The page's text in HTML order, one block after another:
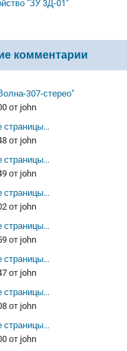
"ЗУ 3Д-01"
комментарии
307-стерео"
от john
страницы...
от john
страницы...
от john
страницы...
от john
страницы...
от john
страницы...
от john
страницы...
от john
страницы...
от john